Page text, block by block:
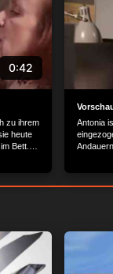
0:42
zu ihrem
heute
Bett.
Antonia